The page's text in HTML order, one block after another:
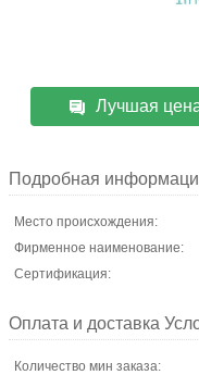
Лучшая
Подробная
Место происхождения:
Фирменное наименование:
Сертификация:
Оплата и доставка
Количество мин заказа: